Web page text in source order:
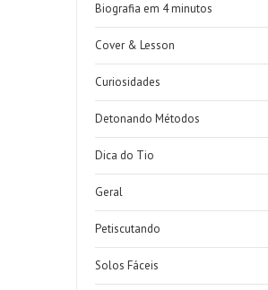
Biografia em 4 minutos
Cover & Lesson
Curiosidades
Detonando Métodos
Dica do Tio
Geral
Petiscutando
Solos Fáceis